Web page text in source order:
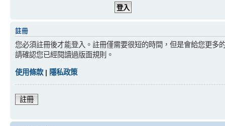
註冊
您必須註冊後才能登入。註冊僅需要很短的時間，但是會給您更
請確認您已經閱讀過版面規則。
使用條款| 隱私政策
註冊